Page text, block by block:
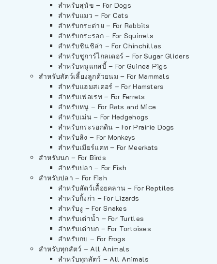
สำหรับสุนัข – For Dogs
สำหรับแมว – For Cats
สำหรับกระต่าย – For Rabbits
สำหรับกระรอก – For Squirrels
สำหรับชินชิล่า – For Chinchillas
สำหรับชูการ์ไกลเดอร์ – For Sugar Gliders
สำหรับหนูแกสบี้ – For Guinea Pigs
สำหรับสัตว์เลี้ยงลูกด้วยนม – For Mammals
สำหรับแฮมสเตอร์ – For Hamsters
สำหรับเฟอเรท – For Ferrets
สำหรับหนู – For Rats and Mice
สำหรับเม่น – For Hedgehogs
สำหรับกระรอกดิน – For Prairie Dogs
สำหรับลิง – For Monkeys
สำหรับเมียร์แคท – For Meerkats
สำหรับนก – For Birds
สำหรับปลา – For Fish
สำหรับปลา – For Fish
สำหรับสัตว์เลื้อยคลาน – For Reptiles
สำหรับกิ้งก่า – For Lizards
สำหรับงู – For Snakes
สำหรับเต่าน้ำ – For Turtles
สำหรับเต่าบก – For Tortoises
สำหรับกบ – For Frogs
สำหรับทุกสัตว์ – All Animals
สำหรับทุกสัตว์ – All Animals